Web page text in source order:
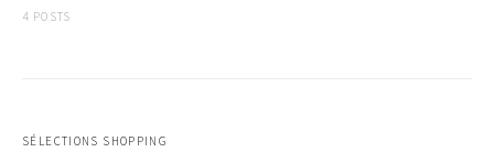
4 POSTS
SÉLECTIONS SHOPPING